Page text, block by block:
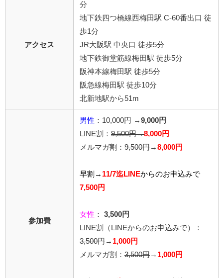
アクセス
分
地下鉄四つ橋線西梅田駅 C-60番出口 徒
歩1分
JR大阪駅 中央口 徒歩5分
地下鉄御堂筋線梅田駅 徒歩5分
阪神本線梅田駅 徒歩5分
阪急線梅田駅 徒歩10分
北新地駅から51m
参加費
男性 ：10,000円 → 9,000円
LINE割： 9,500円→8,000円
メルマガ割： 9,500円 → 8,000円
早割→ 11/7迄LINEからのお申込みで
7,500円
女性 ：
3,500円
LINE割
（LINEからのお申込みで）
：
3,500円 → 1,000円
メルマガ割： 3,500円 → 1,000円